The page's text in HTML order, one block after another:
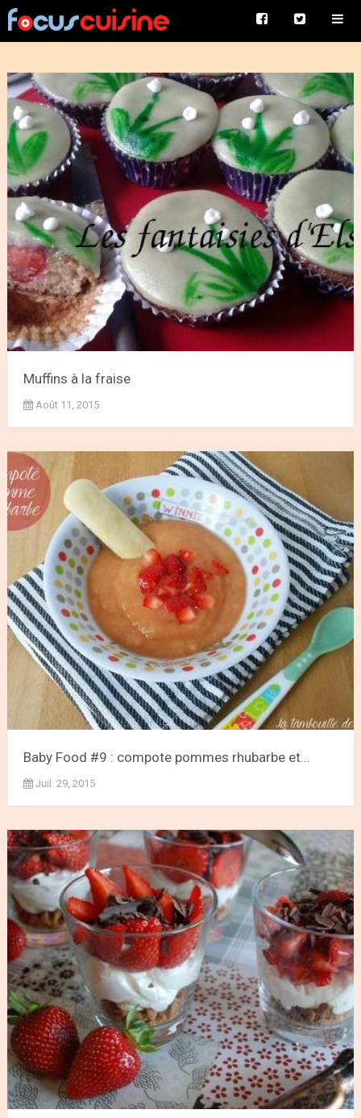
Muffins à la fraise
Août 11, 2015
Baby Food #9 : compote pommes rhubarbe et...
Juil. 29, 2015